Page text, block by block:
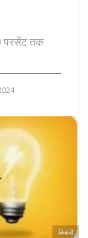
परसेंट तक
बिजली